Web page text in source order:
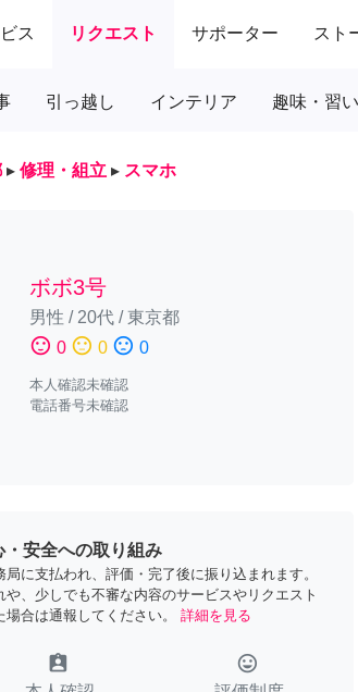
ス リクエスト サポーター スト
引っ越し インテリア 趣味・習
▸ 修理・組立 ▸ スマホ
ボボ3号
男性 / 20代/東京都
sentiment_satisfied 0 sentiment_neutral 0 sentiment_dissatisfied 0
本人確認未確認
電話番号未確認
安全への取り組み
に支払われ、評価・完了後に振り込まれます。
や、少しでも不審な内容のサービスやリクエスト
合は通報してください。
詳細を見る
assignment_ind tag_faces